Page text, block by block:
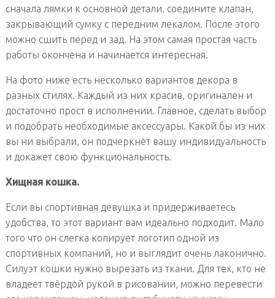
сначала лямки к основной детали, соедините клапан,
закрывающий сумку с передним лекалом. После этого
можно сшить перед и зад. На этом самая простая часть
работы окончена и начинается интересная.
На фото ниже есть несколько вариантов декора в
разных стилях. Каждый из них красив, оригинален и
достаточно прост в исполнении. Главное, сделать выбор
и подобрать необходимые аксессуары. Какой бы из них
вы ни выбрали, он подчеркнёт вашу индивидуальность
и докажет свою функциональность.
Хищная кошка.
Если вы спортивная девушка и придерживаетесь
удобства, то этот вариант вам идеально подходит. Мало
того что он слегка копирует логотип одной из
спортивных компаний, но и выглядит очень лаконично.
Силуэт кошки нужно вырезать из ткани. Для тех, кто не
владеет твёрдой рукой в рисовании, можно перевести